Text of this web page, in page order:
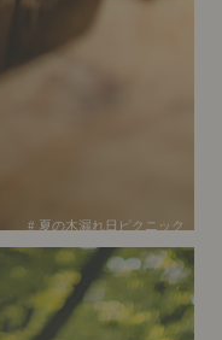
# 夏の木漏れ日ピクニック